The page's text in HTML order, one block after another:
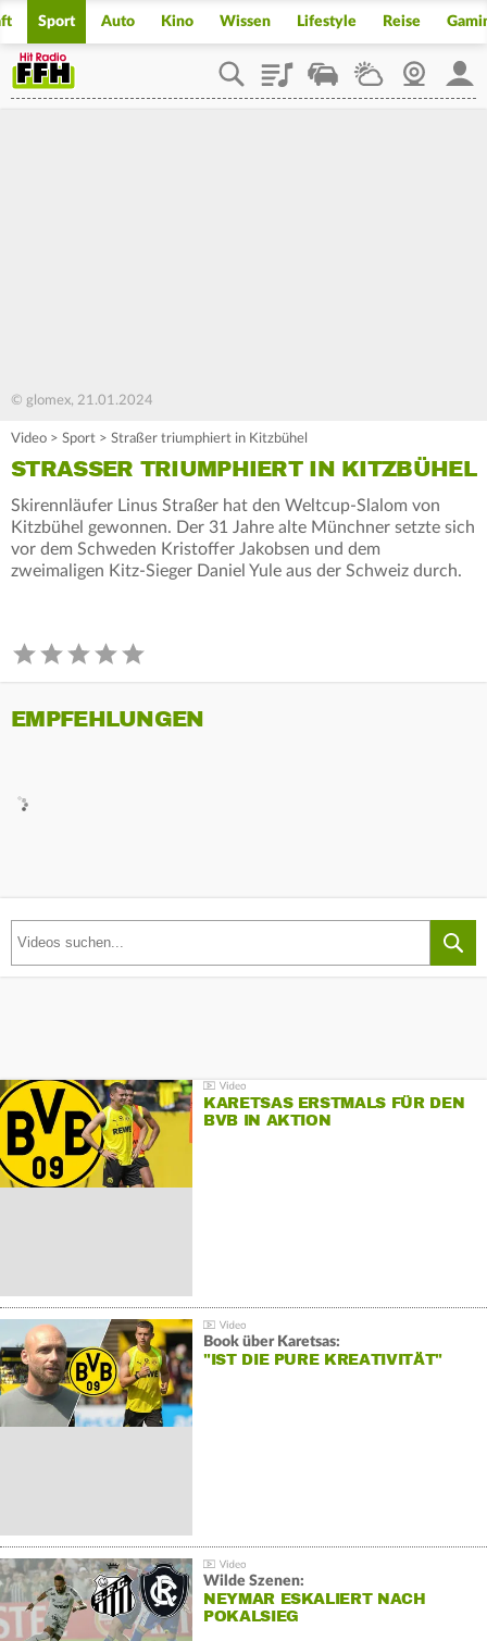
Sport Auto Kino Wissen Lifestyle Reise
PlaylistStaupilotWetterWebcam
© glomex, 21.01.2024
Video > Sport > Straßer triumphiert in Kitzbühel
STRASSER TRIUMPHIERT IN KITZBÜHEL
Skirennläufer Linus Straßer hat den Weltcup-Slalom von
Kitzbühel gewonnen. Der 31 Jahre alte Münchner setzte sich
vor dem Schweden Kristoffer Jakobsen und dem
zweimaligen Kitz-Sieger Daniel Yule aus der Schweiz durch.
EMPFEHLUNGEN
KARETSAS ERSTMALS FÜR DEN
BVB IN AKTION
Book über Karetsas:
"IST DIE PURE KREATIVITÄT"
Wilde Szenen:
NEYMAR ESKALIERT NACH
POKALSIEG